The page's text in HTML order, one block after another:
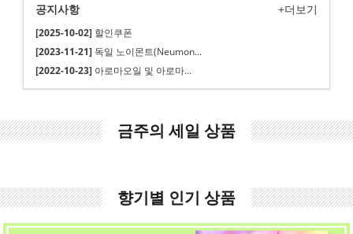
공지사항
+더보기
[2025-10-02]할인쿠폰
[2023-11-21]독일 노이몬트(Neumon...
[2022-10-23]아로마오일 및 아로마...
금주의 세일 상품
향기별 인기 상품